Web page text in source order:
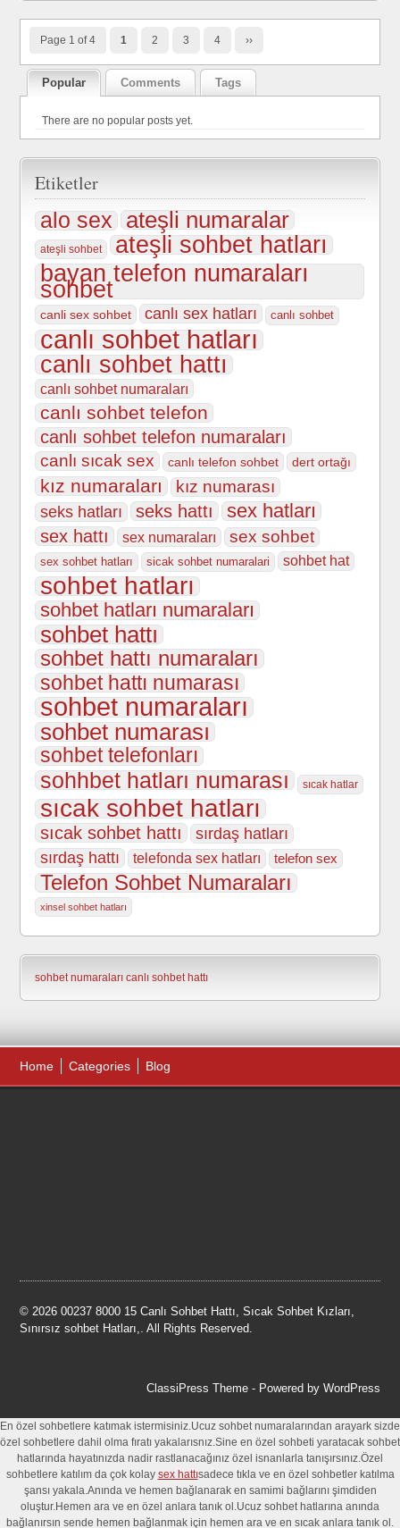
Page 1 of 4 1 2 3 4 ››
Popular Comments Tags
There are no popular posts yet.
Etiketler
alo sex
ateşli numaralar
ateşli sohbet ateşli sohbet hatları
bayan telefon numaraları
sohbet
canli sex sohbet canlı sex hatları canlı sohbet
canlı sohbet hatları
canlı sohbet hattı
canlı sohbet numaraları
canlı sohbet telefon
canlı sohbet telefon numaraları
canlı sıcak sex canlı telefon sohbet dert ortağı
kız numaraları kız numarası
seks hatları seks hattı sex hatları
sex hattı sex numaraları sex sohbet
sex sohbet hatları sicak sohbet numaralari sohbet hat
sohbet hatları
sohbet hatları numaraları
sohbet hattı
sohbet hattı numaraları
sohbet hattı numarası
sohbet numaraları
sohbet numarası
sohbet telefonları
sohhbet hatları numarası sıcak hatlar
sıcak sohbet hatları
sıcak sohbet hattı
sırdaş hatları
sırdaş hattı
telefonda sex hatları telefon sex
Telefon Sohbet Numaraları
xinsel sohbet hatları
sohbet numaraları canlı sohbet hattı
Home Categories Blog
© 2026 00237 8000 15 Canlı Sohbet Hattı, Sıcak Sohbet Kızları,
Sınırsız sohbet Hatları,. All Rights Reserved.
ClassiPress Theme- Powered by WordPress
En özel sohbetlere katımak istermisiniz.Ucuz sohbet numaralarından arayark sizde
özel sohbetlere dahil olma fıratı yakalarısnız.Sine en özel sohbeti yaratacak sohbet
hatlarında hayatınızda nadir rastlanacağınız özel isnanlarla tanışırsınız.Özel
sohbetlere katılım da çok kolay sex hattısadece tıkla ve en özel sohbetler katılma
şansı yakala.Anında ve hemen bağlanarak en samimi bağlarını şimdiden
oluştur.Hemen ara ve en özel anlara tanık ol.Ucuz sohbet hatlarına anında
bağlanırsın sende hemen bağlanmak için hemen ara ve en sıcak anlara tanık ol.